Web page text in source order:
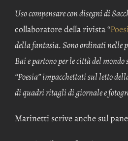
Uso compensare con disegni di
collaboratore della rivista “
della fantasia. Sono ordinati nelle
Bai e partono per le città del
“Poesia” impacchettati sul letto
di quadri ritagli di giornale e
Marinetti scrive anche sul